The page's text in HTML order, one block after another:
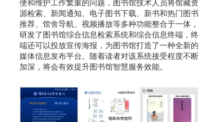
便和维护工作繁重的问题，图书馆技术人员将馆藏资
源检索、新闻通知、电子图书下载、新书和热门图书
推荐、馆舍导航、视频播放等多种功能整合于一体，
研发了图书馆综合信息检索系统和综合信息终端，终
端还可以投放宣传海报，为图书馆打造了一种全新的
媒体信息发布平台。随着读者对该系统接受程度不断
加深，将会有效提升图书馆智慧服务效能。